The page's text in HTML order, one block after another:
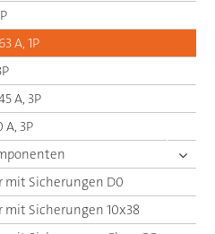
A, 1P
A, 3P
3P
Sicherungen D0
Sicherungen 10x38